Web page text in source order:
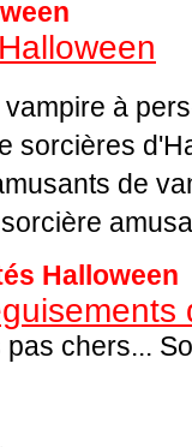
vampire à
sorcières
de
Halloween
chers...